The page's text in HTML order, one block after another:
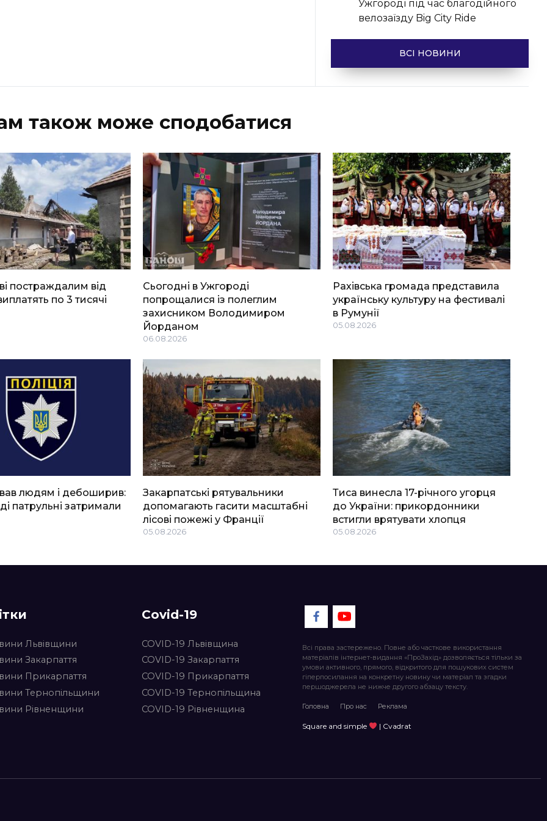
Ужгороді під час благодійного
велозаїзду Big Сity Ride
ВСІ НОВИНИ
також може сподобатися
постраждалим від
по 3 тисячі
Сьогодні в Ужгороді
попрощалися із полеглим
захисником Володимиром
Йорданом
06.08.2026
Рахівська громада представила
українську культуру на фестивалі
в Румунії
05.08.2026
людям і дебоширив:
патрульні затримали
Закарпатські рятувальники
допомагають гасити масштабні
лісові пожежі у Франції
05.08.2026
Тиса винесла 17-річного угорця
до України: прикордонники
встигли врятувати хлопця
05.08.2026
Львівщини
Закарпаття
Прикарпаття
Тернопільщини
Рівненщини
Covid-19
COVID-19 Львівщина
COVID-19 Закарпаття
COVID-19 Прикарпаття
COVID-19 Тернопільщина
COVID-19 Рівненщина
Всі права застережено. Повне або часткове використання
матеріалів інтернет-видання «ПроЗахід» дозволяється тільки за
умови активного, прямого, відкритого для пошукових систем
гіперпосилання на конкретну новину чи матеріал та згадки
першоджерела не нижче другого абзацу тексту.
Головна Про нас Реклама
Square and simple | Cvadrat